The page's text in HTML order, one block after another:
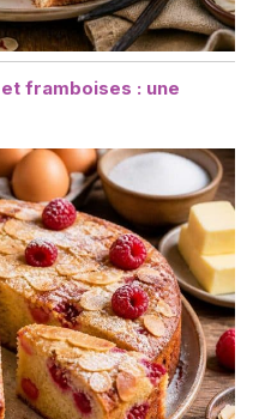
framboises : une